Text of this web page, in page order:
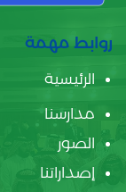
روابط مهمة
الرئيسية
مدارسنا
الصور
إصداراتنا